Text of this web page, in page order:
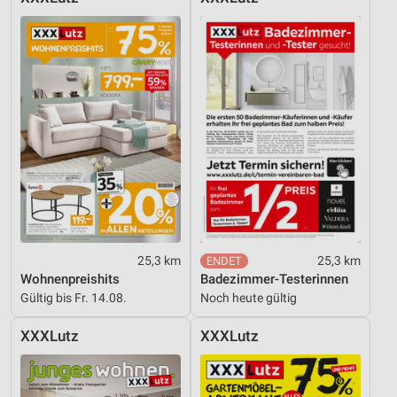
25,3 km
Wohnenpreishits
Gültig bis Fr. 14.08.
25,3 km
Badezimmer-Testerinnen
Noch heute gültig
XXXLutz XXXLutz
Nicht-IAB-Verarbeitungszwecke:
Notwendig
Performance
Funktional
Werbung